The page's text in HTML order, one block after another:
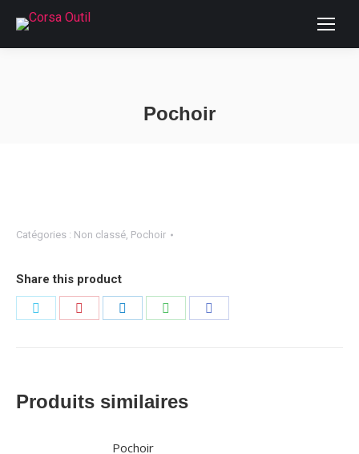
Pochoir
Catégories : Non classé, Pochoir
Share this product
Partager Partager Partager Partager
Produits similaires
Pochoir